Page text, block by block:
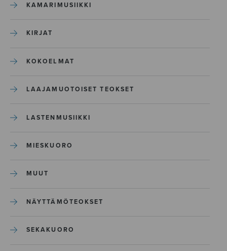
KAMARIMUSIIKKI
KIRJAT
KOKOELMAT
LAAJAMUOTOISET TEOKSET
LASTENMUSIIKKI
MIESKUORO
MUUT
NÄYTTÄMÖTEOKSET
SEKAKUORO